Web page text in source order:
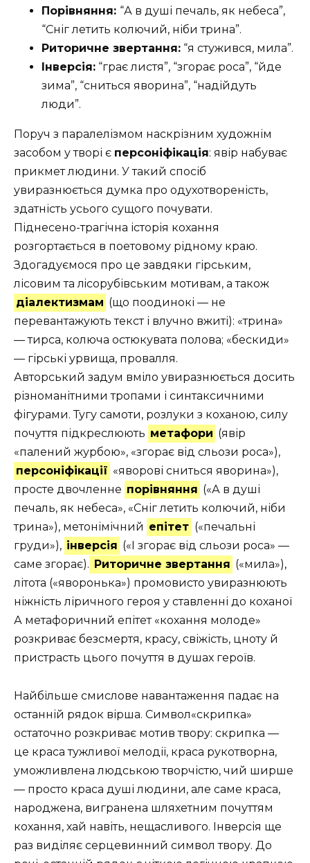
Порівняння: “А в душі печаль, як небеса”,
“Сніг летить колю­чий, ніби трина”.
Риторичне звертання: “я стужився, мила”.
Інверсія: “грає листя”, “згорає роса”, “йде
зима”, “сниться яворина”, “надійдуть
люди”.
Поруч з паралелізмом наскрізним художнім
засобом у творі є пер­соніфікація: явір набуває
прикмет людини. У такий спосіб
увиразнюється думка про одухотвореність,
здатність усього сущого почувати.
Піднесено-трагічна історія кохання
розгортається в по­етовому рідному краю.
Здогадуємося про це завдяки гірським,
лісовим та лicoрубівським мотивам, а також
діалектизмам (що поодинокі — не
перевантажують текст і влучно вжиті): «трина»
— тирса, колюча остюкувата поло­ва; «бескиди»
— гірські урвища, провалля.
Авторський задум вміло увиразнюється досить
різно­манітними тропами і синтаксичними
фігурами. Тугу самоти, розлуки з коханою, силу
почуття підкреслюють метафори (явір
«палений журбою», «згорає від сльози роса»),
пер­соніфікації «яворові сниться яворина»),
просте двочленне порівняння («А в душі
печаль, як небеса», «Сніг летить колю­чий, ніби
трина»), метонімічний епітет («печальні
груди»), інверсія («І згорає від сльози роса» —
саме згорає). Риторичне звертання («мила»),
літота («яворонька») промовисто увираз­нюють
ніжність ліричного героя у ставленні до коханої
А ме­тафоричний епітет «кохання молоде»
розкриває безсмертя, красу, свіжість, цноту й
пристрасть цього почуття в душах ге­роїв.
Найбільше смислове навантаження падає на
останній ря­док вірша. Символ«скрипка»
остаточно розкриває мотив тво­ру: скрипка —
це краса тужливої мелодії, краса рукотворна,
уможливлена людською творчістю, чий ширше
— просто кра­са душі людини, але саме краса,
народжена, вигранена шляхетним почуттям
кохання, хай навіть, нещасливого. Інверсія ще
раз виділяє серцевинний символ твору. До